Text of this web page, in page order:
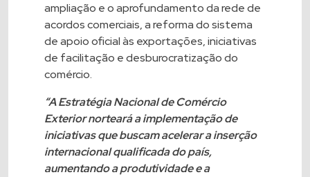
ampliação e o aprofundamento da rede de
acordos comerciais, a reforma do sistema
de apoio oficial às exportações, iniciativas
de facilitação e desburocratização do
comércio.
“A Estratégia Nacional de Comércio
Exterior norteará a implementação de
iniciativas que buscam acelerar a inserção
internacional qualificada do país,
aumentando a produtividade e a